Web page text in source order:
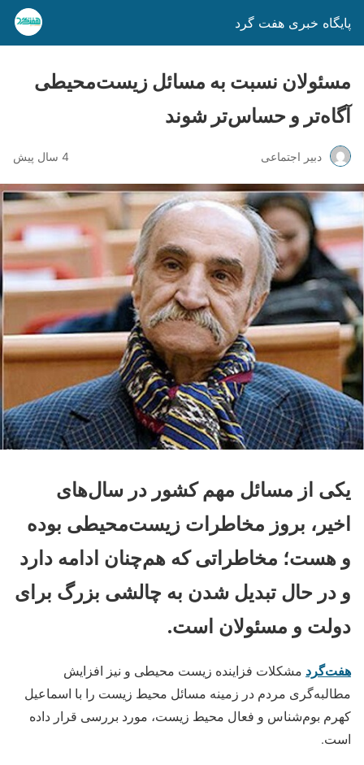
پایگاه خبری هفت گرد
مسئولان نسبت به مسائل زیست‌محیطی
آگاه‌تر و حساس‌تر شوند
دبیر اجتماعی 4 سال پیش
یکی از مسائل مهم کشور در سال‌های
اخیر، بروز مخاطرات زیست‌محیطی بوده
و هست؛ مخاطراتی که هم‌چنان ادامه دارد
و در حال تبدیل شدن به چالشی بزرگ برای
دولت و مسئولان است.
هفت‌گرد مشکلات فزاینده زیست محیطی و نیز افزایش
مطالبه‌گری مردم در زمینه مسائل محیط زیست را با اسماعیل
کهرم بوم‌شناس و فعال محیط زیست، مورد بررسی قرار داده
است.